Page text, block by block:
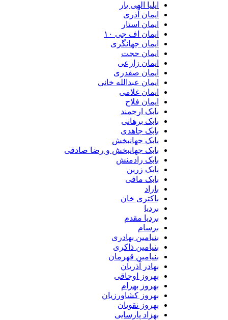
ایلیا الهی یار
ایمان آذری
ایمان استار
ایمان اف جی ۱۰
ایمان جهانگری
ایمان حجت
ایمان زارعی
ایمان صفدری
ایمان عبدالله خانی
ایمان غلامی
ایمان فلاح
بابک ارجمند
بابک برهانی
بابک جاهدی
بابک جهانبخش
بابک جهانبخش و رضا صادقی
بابک رادمنش
بابک زرین
بابک مافی
باکتری خان
بردیا مقدم
بنیامین بهادری
بنیامین ذاکری
بنیامین قهرمان
بهادر آذریان
بهروز اوجاقی
بهروز بهرام
بهروز کشاورزیان
بهروز نقویان
بهزاد پارسایی